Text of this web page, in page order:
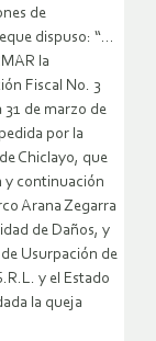
de
dispuso: “…
la
Fiscal No. 3
31 de marzo de
por la
Chiclayo, que
y continuación
Arana Zegarra
de Daños, y
Usurpación de
y el Estado
la queja